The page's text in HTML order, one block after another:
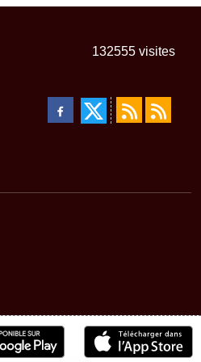
132555 visites